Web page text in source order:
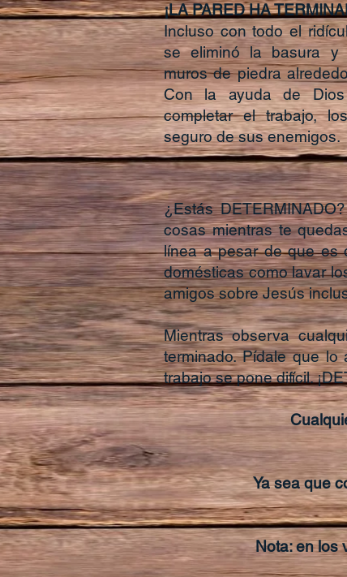
¡LA PARED HA
Incluso con todo el
se eliminó la basura y
muros de piedra
Con la ayuda de Dios
completar el trabajo,
seguro de sus enemigos.
¿Estás
cosas mientras te
línea a pesar de que es
domésticas como lavar
amigos sobre Jesús
Mientras observa
terminado. Pídale que
trabajo se pone difícil.
Ya sea que
Nota: en los